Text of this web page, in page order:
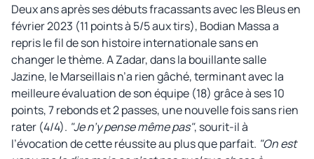
Deux ans après ses débuts fracassants avec les Bleus en
février 2023 (11 points à 5/5 aux tirs), Bodian Massa a
repris le fil de son histoire internationale sans en
changer le thème. A Zadar, dans la bouillante salle
Jazine, le Marseillais n’a rien gâché, terminant avec la
meilleure évaluation de son équipe (18) grâce à ses 10
points, 7 rebonds et 2 passes, une nouvelle fois sans rien
rater (4/4). "Je n’y pense même pas", sourit-il à
l’évocation de cette réussite au plus que parfait. "On est